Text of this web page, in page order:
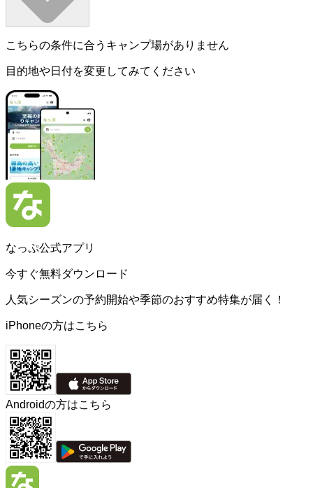
こちらの条件に合うキャンプ場がありません
目的地や日付を変更してみてください
なっぷ公式アプリ
今すぐ無料ダウンロード
人気シーズンの予約開始や季節のおすすめ特集が届く！
iPhoneの方はこちら
Androidの方はこちら